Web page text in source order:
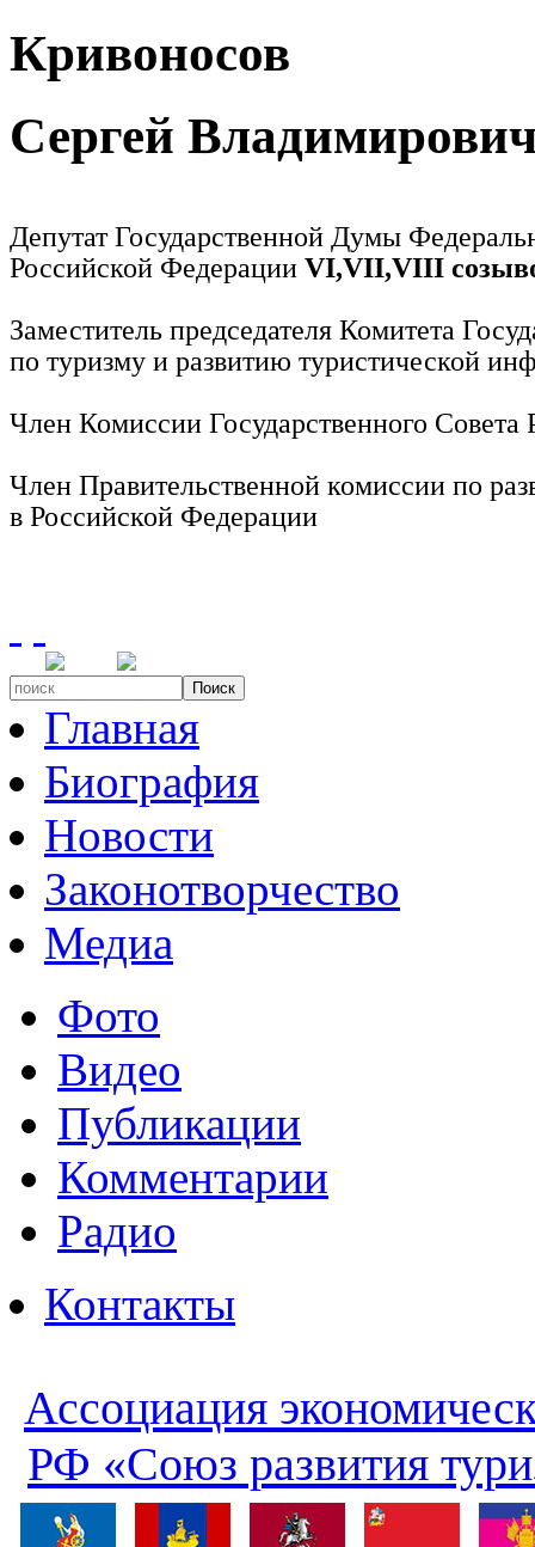
Кривоносов
Сергей
Депутат Государственной Думы
Российской Федерации VI,VII,VIII
Заместитель председателя Комитета
по туризму и развитию туристической
Член Комиссии Государственного
Член Правительственной комиссии по
в Российской Федерации
Поиск
Главная
Биография
Новости
Законотворчество
Медиа
Фото
Видео
Публикации
Комментарии
Радио
Контакты
Ассоциация
РФ «Союз развития